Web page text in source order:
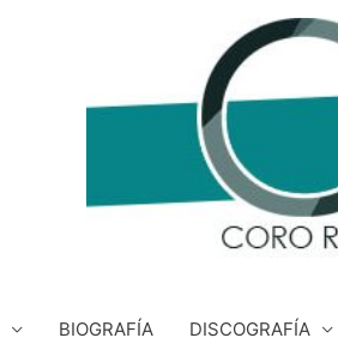
BIOGRAFÍA DISCOGRAFÍA